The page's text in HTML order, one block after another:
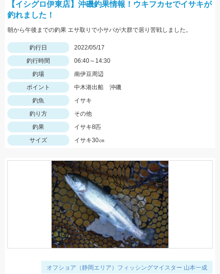
【イシグロ伊東店】沖磯釣果情報！ウキフカセでイサキが
釣れました！
朝から午後までの釣果 エサ取りで小サバが大群で居り苦戦しました。
釣行日
2022/05/17
釣行時間
06:40～14:30
釣場
南伊豆周辺
ポイント
中木港出船 沖磯
釣魚
イサキ
釣り方
その他
釣果
イサキ8匹
サイズ
イサキ30㎝
オフショア（静岡エリア）フィッシングマイスター 山本一成